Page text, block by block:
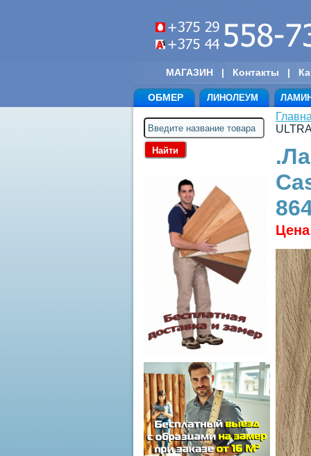
МАГАЗИН | Контакты |
ОБМЕР ЛИНОЛЕУМ